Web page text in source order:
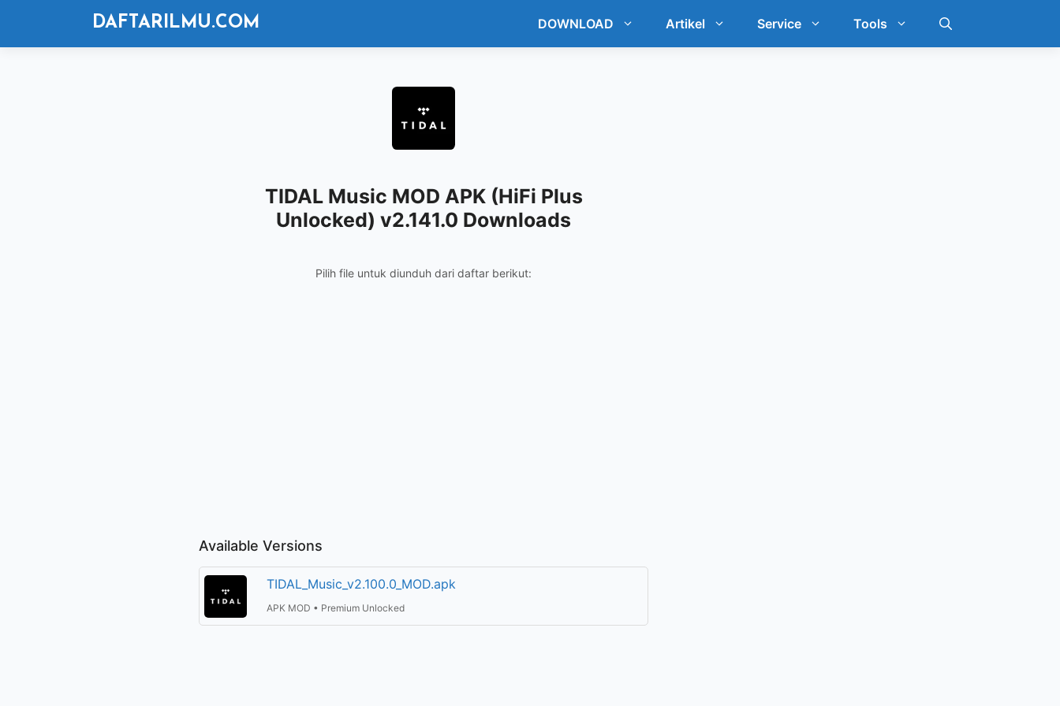
DAFTARILMU.COM DOWNLOAD Artikel Service Tools
TIDAL Music MOD APK (HiFi Plus
Unlocked) v2.141.0 Downloads
Pilih file untuk diunduh dari daftar berikut:
Available Versions
TIDAL_Music_v2.100.0_MOD.apk
APK MOD • Premium Unlocked